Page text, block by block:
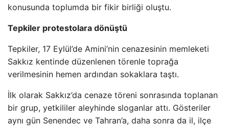
konusunda toplumda bir fikir birliği oluştu.
Tepkiler protestolara dönüştü
Tepkiler, 17 Eylül’de Amini’nin cenazesinin memleketi
Sakkız kentinde düzenlenen törenle toprağa
verilmesinin hemen ardından sokaklara taştı.
İlk olarak Sakkız’da cenaze töreni sonrasında toplanan
bir grup, yetkililer aleyhinde sloganlar attı. Gösteriler
aynı gün Senendec ve Tahran’a, daha sonra da il, ilçe